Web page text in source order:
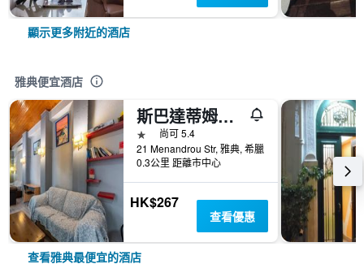
顯示更多附近的酒店
雅典便宜酒店
斯巴達蒂姆酒店
1星級尚可 5.4
21 Menandrou Str, 雅典, 希臘
0.3公里 距離市中心
HK$267
查看優惠
查看雅典最便宜的酒店